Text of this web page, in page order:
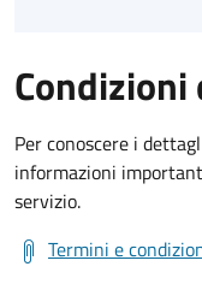
Per conoscere i
informazioni
servizio.
Termini e